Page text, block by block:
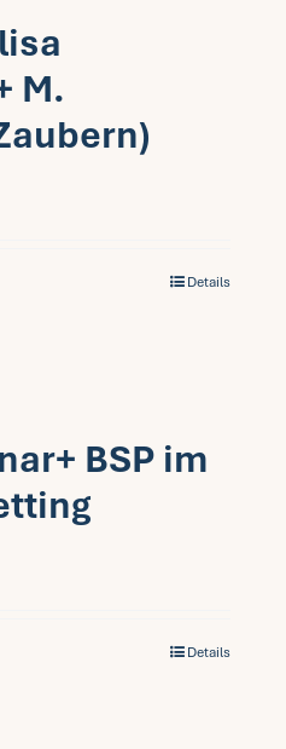
M.
Details
BSP im
Details